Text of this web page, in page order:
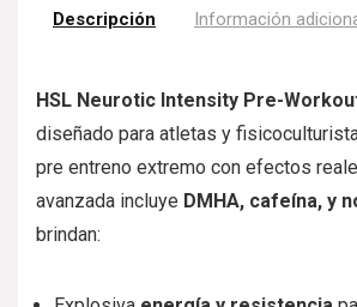
Descripción Información
HSL Neurotic Intensity Pre-
diseñado para atletas y
pre entreno extremo con efectos
avanzada incluye DMHA, cafeína, y
brindan: